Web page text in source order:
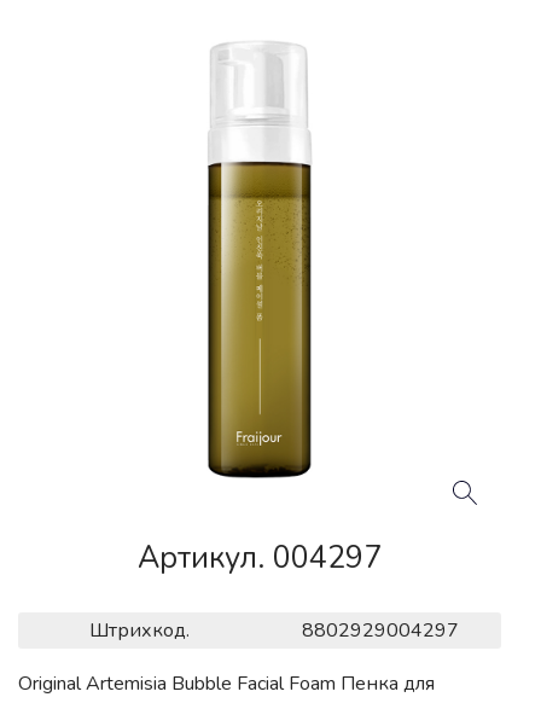
Артикул. 004297
Штрихкод.
8802929004297
Original Artemisia Bubble Facial Foam Пенка для